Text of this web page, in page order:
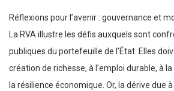
Réflexions pour l’avenir : gouvernance et
La RVA illustre les défis auxquels sont
publiques du portefeuille de l’État. Elles
création de richesse, à l’emploi durable, à
la résilience économique. Or, la dérive due